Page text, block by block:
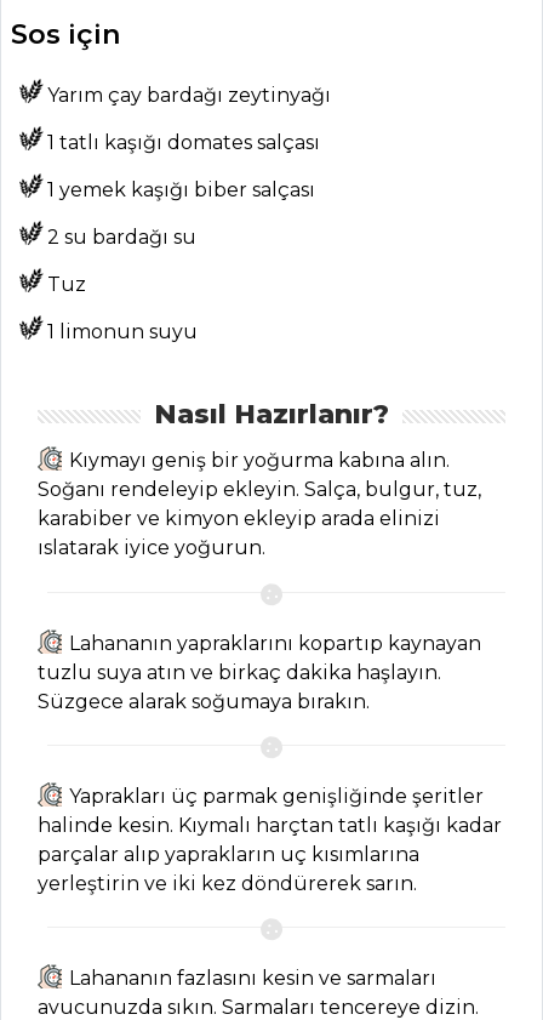
BALIK
YEMEKLERI
Asma Yaprağında
Harissa Soslu
Tarifi, Nasıl Yapılır?
Bakırda Balık
Nasıl Yapılır?
Rezeneli Fener
Tüm Tarifleri
SEBZE
Zeytinyağlı
Sebzeli Enginar
Dolması Tarifi, Nasıl
Patlıcan Tarifi, Nasıl
Yapılır?
Grit Usulü Bakla
Tarifi, Nasıl Yapılır?
Tüm Tarifleri
Sos için
Yarım çay bardağı zeytinyağı
1 tatlı kaşığı domates salçası
1 yemek kaşığı biber salçası
2 su bardağı su
Tuz
1 limonun suyu
Nasıl Hazırlanır?
Kıymayı geniş bir yoğurma kabına alın.
Soğanı rendeleyip ekleyin. Salça, bulgur, tuz,
karabiber ve kimyon ekleyip arada elinizi
ıslatarak iyice yoğurun.
Lahananın yapraklarını kopartıp kaynayan
tuzlu suya atın ve birkaç dakika haşlayın.
Süzgece alarak soğumaya bırakın.
Yaprakları üç parmak genişliğinde şeritler
halinde kesin. Kıymalı harçtan tatlı kaşığı kadar
parçalar alıp yaprakların uç kısımlarına
yerleştirin ve iki kez döndürerek sarın.
Lahananın fazlasını kesin ve sarmaları
avucunuzda sıkın. Sarmaları tencereye dizin.